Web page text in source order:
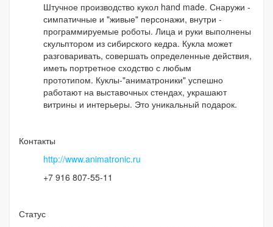
Штучное производство кукол hand made. Снаружи -
симпатичные и "живые" персонажи, внутри -
программируемые роботы. Лица и руки выполнены
скульптором из сибирского кедра. Кукла может
разговаривать, совершать определенные действия,
иметь портретное сходство с любым
прототипом. Куклы-"аниматроники" успешно
работают на выставочных стендах, украшают
витрины и интерьеры. Это уникальный подарок.
Контакты
http://www.animatronic.ru
+7 916 807-55-11
Статус